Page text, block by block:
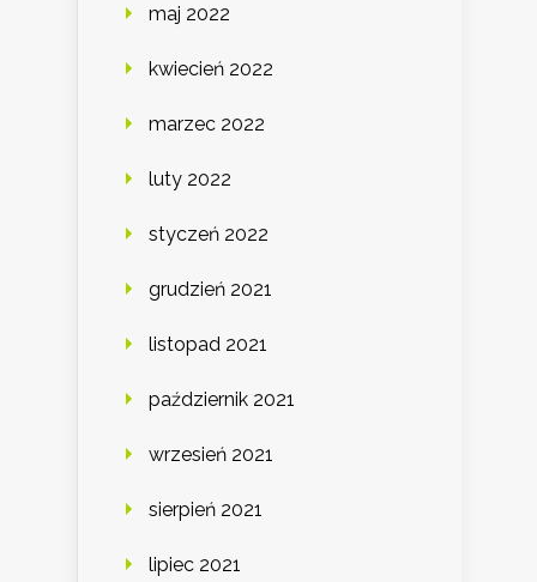
maj 2022
kwiecień 2022
marzec 2022
luty 2022
styczeń 2022
grudzień 2021
listopad 2021
październik 2021
wrzesień 2021
sierpień 2021
lipiec 2021